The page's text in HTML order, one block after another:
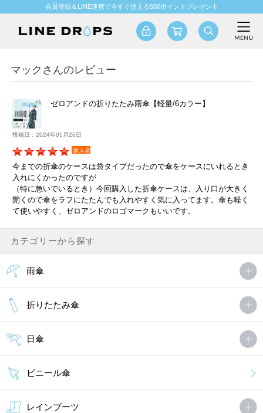
会員登録＆LINE連携で今すぐ使える500ポイントプレゼント
マックさんのレビュー
ゼロアンドの折りたたみ雨傘【軽量/6カラー】
投稿日：2024年05月26日
購入者
今までの折傘のケースは袋タイプだったので傘をケースにいれるとき
入れにくかったのですが
（特に急いでいるとき）今回購入した折傘ケースは、入り口が大きく
開くので傘をラフにたたんでも入れやすく気に入ってます。傘も軽く
て使いやすく、ゼロアンドのロゴマークもいいです。
カテゴリーから探す
雨傘
折りたたみ傘
日傘
ビニール傘
レインブーツ